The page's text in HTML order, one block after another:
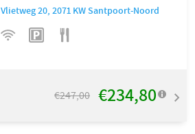
Vlietweg 20,2071 KWSantpoort-Noord
€247,00 €234,80